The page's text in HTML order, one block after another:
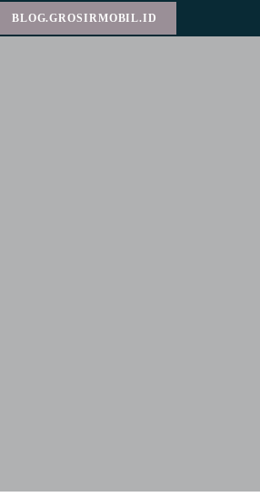
BLOG.GROSIRMOBIL.ID